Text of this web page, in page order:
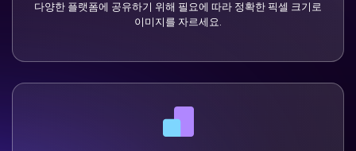
다양한 플랫폼에 공유하기 위해 필요에 따라 정확한 픽셀 크기로
이미지를 자르세요.